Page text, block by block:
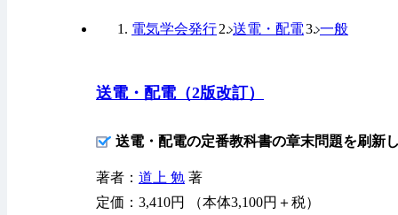
送電・配電（2版改訂）
電気学会発行 送電・配電 一般
送電・配電の定番教科書の章末問題を刷新
著者： 道上 勉 著
定価：3,410円 （本体3,100円＋税）